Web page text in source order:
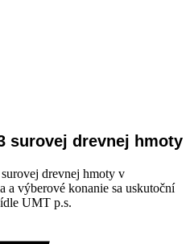
surovej drevnej hmoty
drevnej hmoty v
a výberové konanie sa uskutoční
UMT p.s.